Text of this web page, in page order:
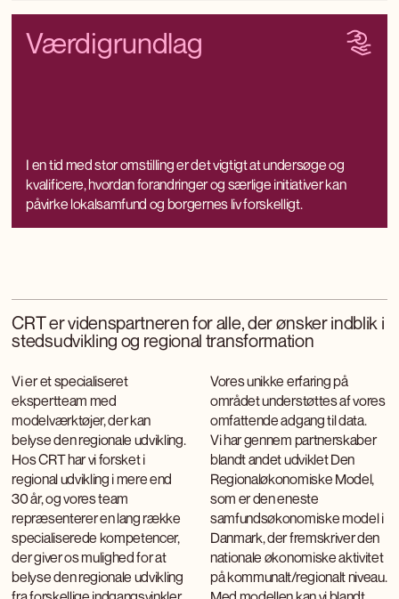
Værdigrundlag
I en tid med stor omstilling er det vigtigt at undersøge og
kvalificere, hvordan forandringer og særlige initiativer kan
påvirke lokalsamfund og borgernes liv forskelligt.
CRT er videnspartneren for alle, der ønsker indblik i
stedsudvikling og regional transformation
Vi er et specialiseret
ekspertteam med
modelværktøjer, der kan
belyse den regionale udvikling.
Hos CRT har vi forsket i
regional udvikling i mere end
30 år, og vores team
repræsenterer en lang række
specialiserede kompetencer,
der giver os mulighed for at
belyse den regionale udvikling
Vores unikke erfaring på
området understøttes af vores
omfattende adgang til data.
Vi har gennem partnerskaber
blandt andet udviklet Den
Regionaløkonomiske Model,
som er den eneste
samfundsøkonomiske model i
Danmark, der fremskriver den
nationale økonomiske aktivitet
på kommunalt/regionalt niveau.